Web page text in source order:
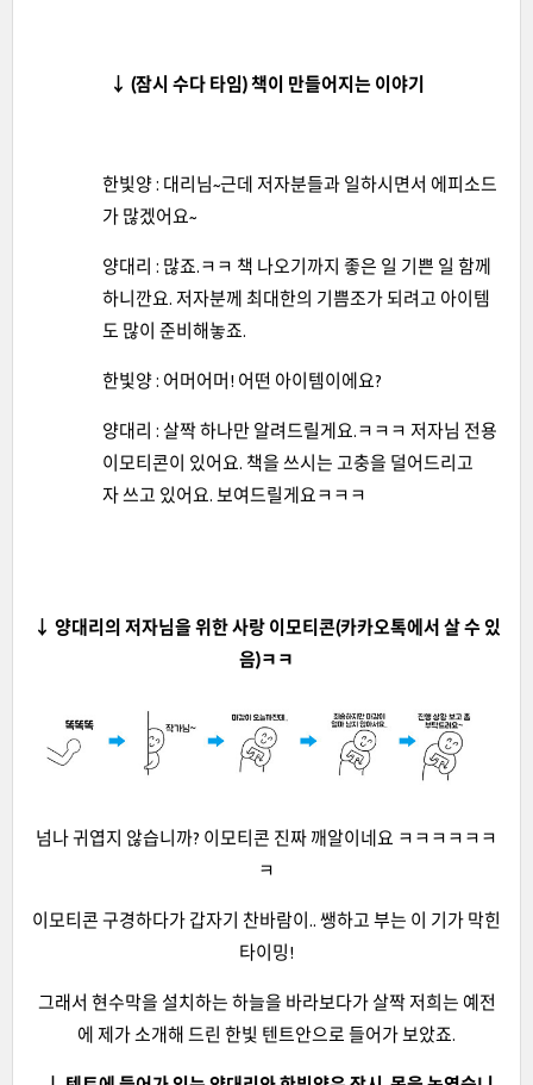
↓ (잠시 수다 타임) 책이 만들어지는 이야기
한빛양 : 대리님~근데 저자분들과 일하시면서 에피소드
가 많겠어요~
양대리 : 많죠.ㅋㅋ 책 나오기까지 좋은 일 기쁜 일 함께
하니깐요. 저자분께 최대한의 기쁨조가 되려고 아이템
도 많이 준비해놓죠.
한빛양 : 어머어머! 어떤 아이템이에요?
양대리 : 살짝 하나만 알려드릴게요.ㅋㅋㅋ 저자님 전용
이모티콘이 있어요. 책을 쓰시는 고충을 덜어드리고
자 쓰고 있어요. 보여드릴게요ㅋㅋㅋ
↓ 양대리의 저자님을 위한 사랑 이모티콘(카카오톡에서 살 수 있
음)ㅋㅋ
넘나 귀엽지 않습니까? 이모티콘 진짜 깨알이네요 ㅋㅋㅋㅋㅋㅋ
ㅋ
이모티콘 구경하다가 갑자기 찬바람이.. 쌩하고 부는 이 기가 막힌
타이밍!
그래서 현수막을 설치하는 하늘을 바라보다가 살짝 저희는 예전
에 제가 소개해 드린 한빛 텐트안으로 들어가 보았죠.